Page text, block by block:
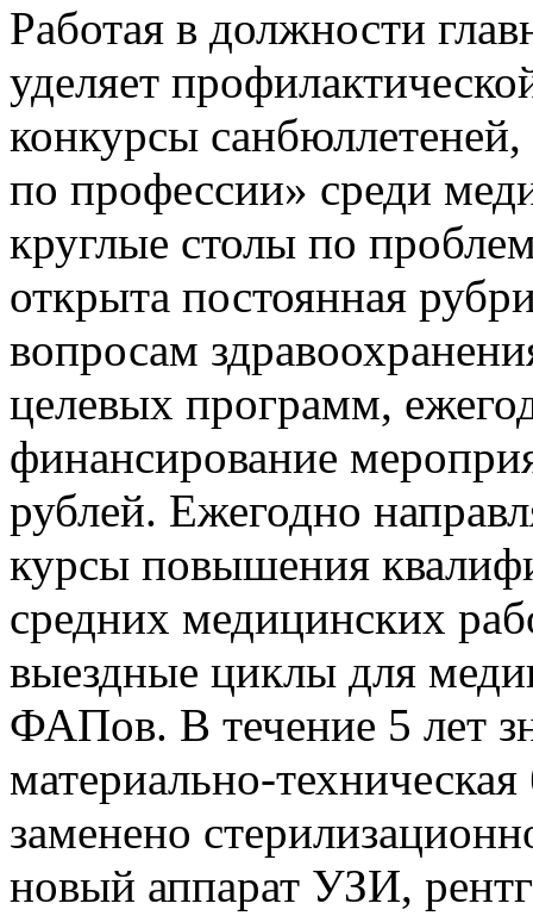
Работая в должности
уделяет
конкурсы
по профессии» среди
круглые столы по
открыта постоянная
вопросам
целевых программ,
финансирование
рублей. Ежегодно
курсы повышения
средних медицинских
выездные циклы для
ФАПов. В течение 5 лет
материально-
заменено
новый аппарат УЗИ,